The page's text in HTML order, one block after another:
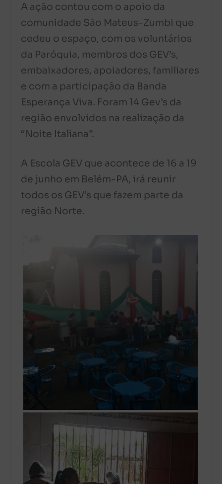
A ação contou com o apoio da
comunidade São Mateus-Zumbi que
cedeu o espaço, com os voluntários
da Paróquia, membros dos GEV’s,
embaixadores, apoiadores, familiares
e com a participação da Banda
Esperança Viva. Foram 14 Gev’s da
região envolvidos na realização da
“Noite Italiana”.
A Escola GEV que acontece de 16 a 19
de junho em Belém-PA, irá reunir
todos os GEV’s que fazem parte da
região Norte.